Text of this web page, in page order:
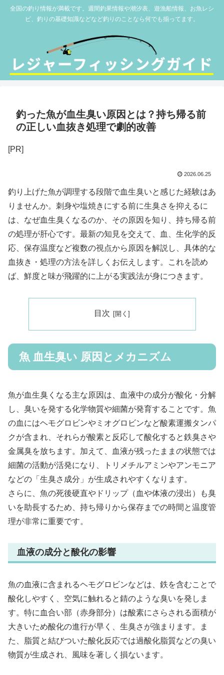
全国の釣り情報が満載です。週間釣果情報や潮汐表、遊漁船情報、お魚レシ
ピ、釣りの基礎知識などなど釣りのことなら何でも揃ってます。
釣った魚が血生臭い原因とは？持ち帰る前
の正しい血抜き処理で劇的改善
[PR]
2026.06.25
釣り上げた魚が調理する段階で血生臭いと感じた経験はあ
りませんか。刺身や塩焼きにする前に生臭さを抑えるに
は、なぜ血生臭くなるのか、その原因を知り、持ち帰る前
の処理が肝心です。最新の知見を交えて、血、生化学的反
応、保存温度など複数の視点から原因を解説し、具体的な
血抜き・処理の方法を詳しくお伝えします。これを読め
ば、鮮度と味が飛躍的に上がる実践法が身につきます。
目次
魚 血生臭い 原因とメカニズム
魚が血生臭くなる主な原因は、血液中の成分が酸化・分解
し、臭いを発する化学物質や細菌が発育することです。魚
の血にはヘモグロビンやミオグロビンなど酸素運搬タンパ
クが含まれ、それらが酸素と反応して酸化すると鉄臭さや
金属臭を放ちます。加えて、血液が残ったままの状態では
細菌の活動が活発になり、トリメチルアミンやアンモニア
などの「生臭さ成分」が生成されやすくなります。
さらに、魚の死後硬直やドリップ（血や体液の浸出）も臭
いを助長するため、持ち帰りから保存までの時間と温度管
理が非常に重要です。
血液の成分と酸化の影響
魚の血液に含まれるヘモグロビンなどは、鉄を含むことで
酸化しやすく、空気に触れると錆のような臭いを発しま
す。特に血合い部（赤身部分）は酸素にさらされる面積が
大きいため酸化の進行が早く、生臭さが強まります。ま
た、脂質と結びついた酸化反応では過酸化脂質などの臭い
物質が生成され、風味を著しく損ないます。